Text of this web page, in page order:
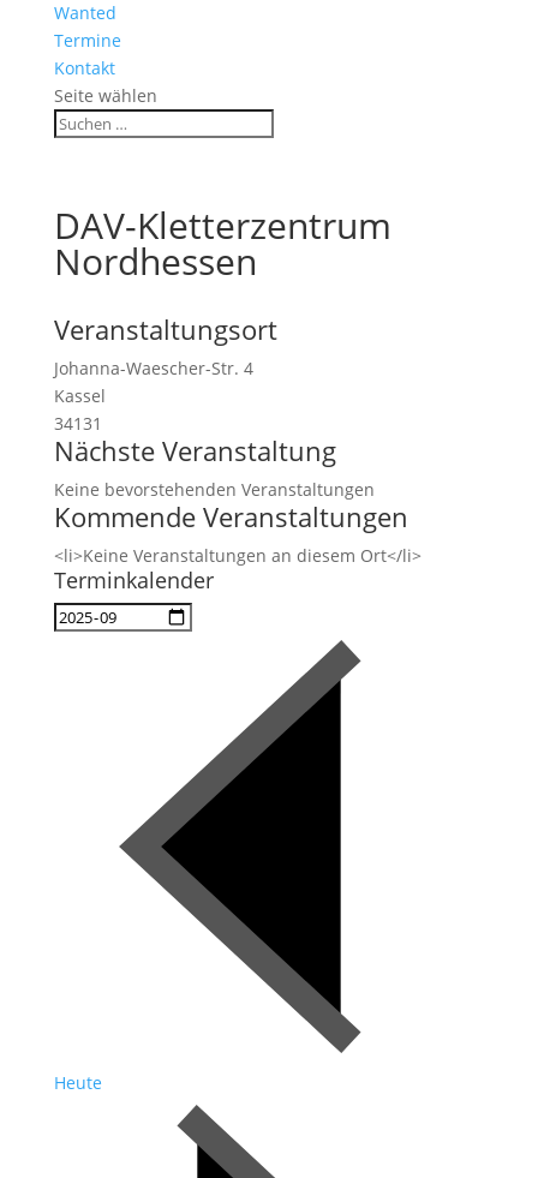
Wanted
Termine
Kontakt
Seite wählen
DAV-Kletterzentrum
Nordhessen
Veranstaltungsort
Johanna-Waescher-Str. 4
Kassel
34131
Nächste Veranstaltung
Keine bevorstehenden Veranstaltungen
Kommende Veranstaltungen
<li>Keine Veranstaltungen an diesem Ort</li>
Terminkalender
Heute